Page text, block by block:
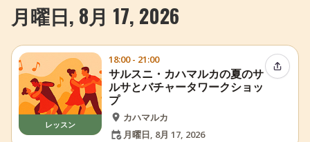
月曜日, 8月 17, 2026
レッスン
18:00 - 21:00
サルスニ・カハマルカの夏のサ
ルサとバチャータワークショッ
プ
カハマルカ
月曜日, 8月 17, 2026
イベン